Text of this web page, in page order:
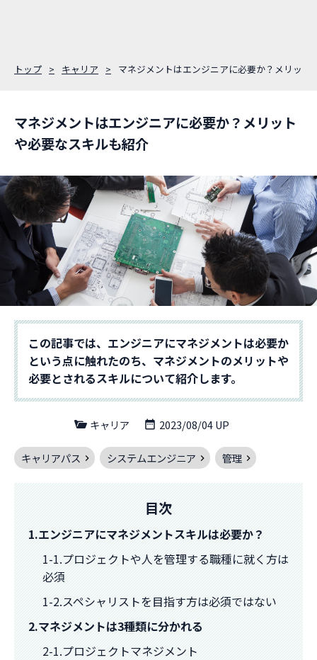
トップ キャリア マネジメントはエンジニアに必要か？メリット
マネジメントはエンジニアに必要か？メリット
や必要なスキルも紹介
この記事では、エンジニアにマネジメントは必要か
という点に触れたのち、マネジメントのメリットや
必要とされるスキルについて紹介します。
キャリア 2023/08/04 UP
キャリアパス システムエンジニア 管理
目次
1.エンジニアにマネジメントスキルは必要か？
1-1.プロジェクトや人を管理する職種に就く方は
必須
1-2.スペシャリストを目指す方は必須ではない
2.マネジメントは3種類に分かれる
2-1.プロジェクトマネジメント